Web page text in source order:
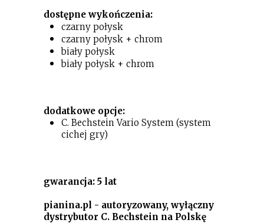
dostępne wykończenia:
czarny połysk
czarny połysk + chrom
biały połysk
biały połysk + chrom
dodatkowe opcje:
C. Bechstein Vario System (system
cichej gry)
gwarancja: 5 lat
pianina.pl - autoryzowany, wyłączny
dystrybutor C. Bechstein na Polskę